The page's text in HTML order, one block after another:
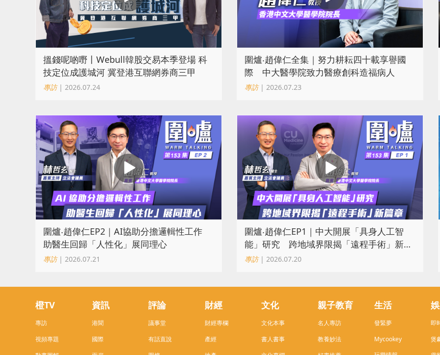
搵錢呢啲嘢丨Webull韓股交易本季登場 科
技定位成護城河 冀登港互聯網券商三甲
專訪| 2026.07.24
圍爐‧趙偉仁全集｜努力耕耘四十載享譽國
際 中大醫學院致力醫療創科造福病人
專訪| 2026.07.23
圍爐‧趙偉仁EP2｜AI協助分擔邏輯性工作
助醫生回歸「人性化」展同理心
專訪| 2026.07.21
圍爐‧趙偉仁EP1｜中大開展「具身人工智
能」研究 跨地域界限揭「遠程手術」新篇
章
專訪| 2026.07.20
橙TV
專訪
視頻專題
資訊
港聞
國際
評論
議事堂
有話直說
財經
財經專欄
產經
文化
文化本事
書人書事
親子教育
名人專訪
教養妙法
生活
發緊夢
Mycookey
即
煲